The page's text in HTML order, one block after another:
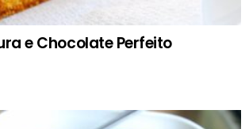
e Chocolate Perfeito